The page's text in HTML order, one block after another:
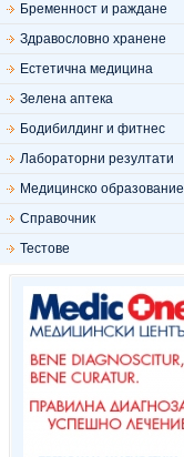
Бременност и раждане
Здравословно хранене
Естетична медицина
Зелена аптека
Бодибилдинг и фитнес
Лабораторни резултати
Медицинско образование
Справочник
Тестове